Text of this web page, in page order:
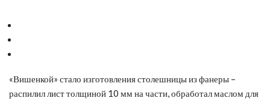
«Вишенкой» стало изготовления столешницы из фанеры –
распилил лист толщиной 10 мм на части, обработал маслом для